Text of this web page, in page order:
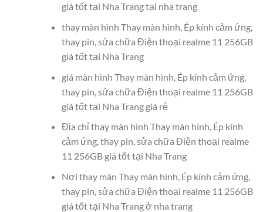
giá tốt tại Nha Trang tại nha trang
thay màn hình Thay màn hình, Ép kính cảm ứng,
thay pin, sửa chữa Điện thoại realme 11 256GB
giá tốt tại Nha Trang
giá màn hình Thay màn hình, Ép kính cảm ứng,
thay pin, sửa chữa Điện thoại realme 11 256GB
giá tốt tại Nha Trang giá rẻ
Địa chỉ thay màn hình Thay màn hình, Ép kính
cảm ứng, thay pin, sửa chữa Điện thoại realme
11 256GB giá tốt tại Nha Trang
Nơi thay màn Thay màn hình, Ép kính cảm ứng,
thay pin, sửa chữa Điện thoại realme 11 256GB
giá tốt tại Nha Trang ở nha trang